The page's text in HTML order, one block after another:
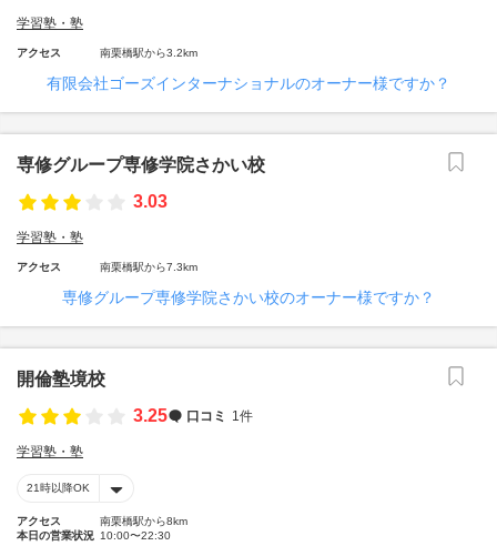
学習塾・塾
アクセス 南栗橋駅から3.2km
有限会社ゴーズインターナショナルのオーナー様ですか？
専修グループ専修学院さかい校
3.03
学習塾・塾
アクセス 南栗橋駅から7.3km
専修グループ専修学院さかい校のオーナー様ですか？
開倫塾境校
3.25
口コミ 1件
学習塾・塾
21時以降OK
アクセス
南栗橋駅から8km
本日の営業状況 10:00〜22:30